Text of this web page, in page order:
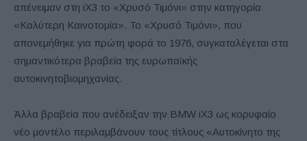
απένειμαν στη iX3 το «Χρυσό Τιμόνι» στην κατηγορία
«Καλύτερη Καινοτομία». Το «Χρυσό Τιμόνι», που
απονεμήθηκε για πρώτη φορά το 1976, συγκαταλέγεται στα
σημαντικότερα βραβεία της ευρωπαϊκής
αυτοκινητοβιομηχανίας.
Άλλα βραβεία που ανέδειξαν την BMW iX3 ως κορυφαίο
νέο μοντέλο περιλαμβάνουν τους τίτλους «Αυτοκίνητο της